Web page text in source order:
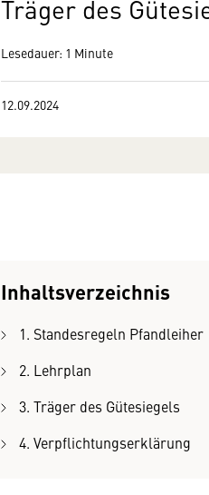
Träger des
Lesedauer: 1 Minute
12.09.2024
Inhaltsverzeichnis
1. Standesregeln Pfandleiher
2. Lehrplan
3. Träger des Gütesiegels
4. Verpflichtungserklärung